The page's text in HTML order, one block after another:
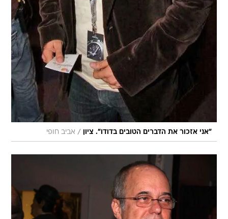
"אני אזכור את הדברים הטובים בדודו". ציון / אביב חופי